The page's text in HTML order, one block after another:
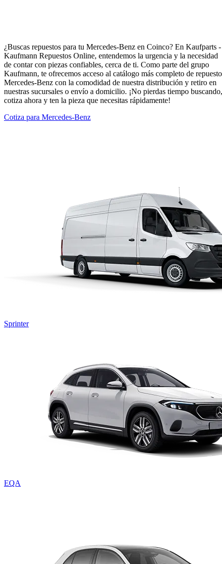
¿Buscas repuestos para tu Mercedes-Benz en Coinco? En Kaufparts -
Kaufmann Repuestos Online, entendemos la urgencia y la necesidad
de contar con piezas confiables, cerca de ti. Como parte del grupo
Kaufmann, te ofrecemos acceso al catálogo más completo de
Mercedes-Benz con la comodidad de nuestra distribución y retiro en
nuestras sucursales o envío a domicilio. ¡No pierdas tiempo buscando,
cotiza ahora y ten la pieza que necesitas rápidamente!
Cotiza para Mercedes-Benz
Sprinter
EQA